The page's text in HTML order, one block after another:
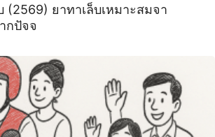
(2569) ยาทาเล็บเหมาะสมจา
กปัจจ